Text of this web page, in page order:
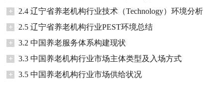
+
2.4 辽宁省养老机构行业技术（Technology）环境分析
+
2.5 辽宁省养老机构行业PEST环境总结
+
3.2 中国养老服务体系构建现状
+
3.3 中国养老机构行业市场主体类型及入场方式
+
3.5 中国养老机构行业市场供给状况